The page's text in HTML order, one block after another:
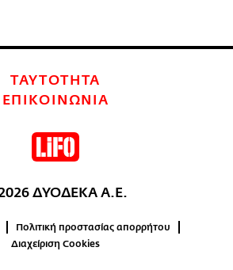
ΤΑΥΤΟΤΗΤΑ
ΕΠΙΚΟΙΝΩΝΙΑ
ΔΥΟΔΕΚΑ Α.Ε.
Πολιτική προστασίας απορρήτου
Διαχείριση Cookies